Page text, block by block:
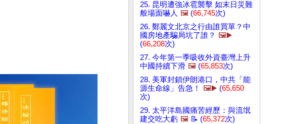
25. 昆明遭強冰雹襲擊 如末日災難
般場面嚇人 🖼️ (66,745次)
26. 鄭麗文北京之行由誰買單？中
國房地產騙局坑了誰？ 🖼️▶️
(66,208次)
27. 今年第一季吸收外資臺灣上升
中國持續下滑 🖼️ (65,853次)
28. 美軍封鎖伊朗港口，中共「能
源生命線」告急！
🖼️▶️ (65,650
次)
29. 太平洋島國痛苦經歷：與流氓
建交吃大虧 🖼️ 📝 (65,372次)